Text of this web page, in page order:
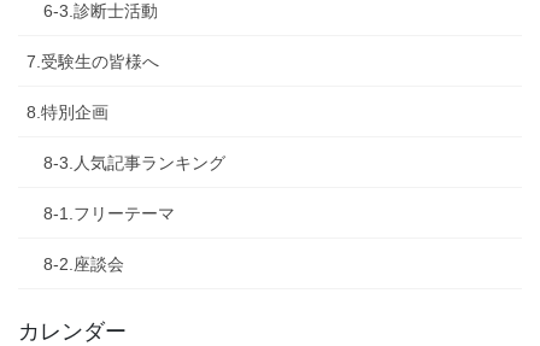
6-3.診断士活動
7.受験生の皆様へ
8.特別企画
8-3.人気記事ランキング
8-1.フリーテーマ
8-2.座談会
カレンダー